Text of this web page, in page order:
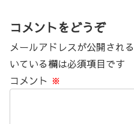
コメントをどうぞ
メールアドレスが公開され
いている欄は必須項目です
コメント ※